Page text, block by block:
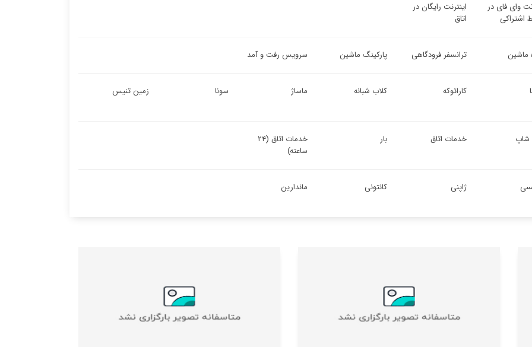
وای فای در
اشتراکی
اینترنت رایگان در
اتاق
ماشین ترانسفر فرودگاهی پارکینگ ماشین سرویس رفت و آمد
کارائوکه کلاب شبانه ماساژ سونا زمین تنیس
شاپ خدمات اتاق بار
خدمات اتاق (۲۴
ساعته)
ژاپنی کانتونی ماندارین